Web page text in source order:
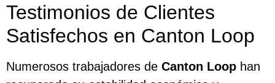
Testimonios de Clientes
Satisfechos en Canton Loop
Numerosos trabajadores de Canton Loop han